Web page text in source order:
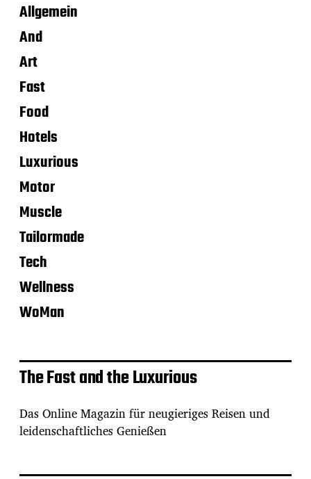
Allgemein
And
Art
Fast
Food
Hotels
Luxurious
Motor
Muscle
Tailormade
Tech
Wellness
WoMan
The Fast and the Luxurious
Das Online Magazin für neugieriges Reisen und
leidenschaftliches Genießen